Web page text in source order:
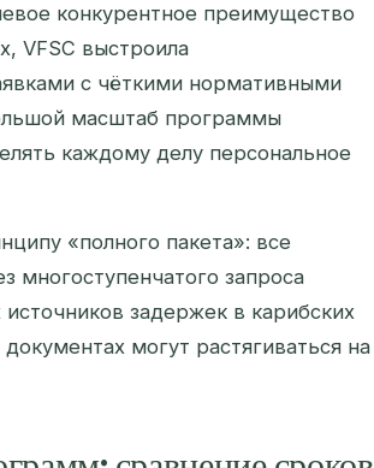
конкурентное преимущество
VFSC выстроила
с чёткими нормативными
масштаб программы
каждому делу персональное
«полного пакета»: все
запроса
задержек в карибских
могут растягиваться на